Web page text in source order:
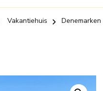
Vakantiehuis Denemarken